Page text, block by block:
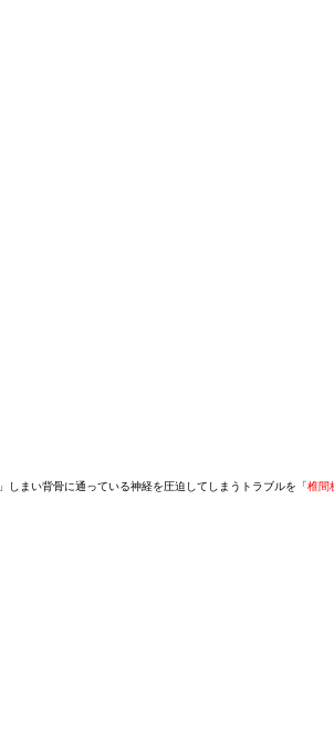
」しまい背骨に通っている神経を圧迫してしまうトラブルを「椎間